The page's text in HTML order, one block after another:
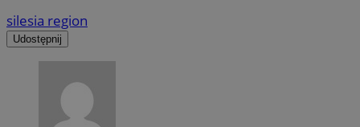
silesia region
Udostępnij